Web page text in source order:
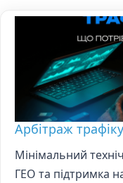
Арбітраж
Мінімальний
ГЕО та підтримка